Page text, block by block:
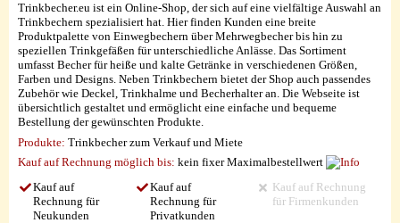
Trinkbecher.eu ist ein Online-Shop, der sich auf eine vielfältige Auswahl an
Trinkbechern spezialisiert hat. Hier finden Kunden eine breite
Produktpalette von Einwegbechern über Mehrwegbecher bis hin zu
speziellen Trinkgefäßen für unterschiedliche Anlässe. Das Sortiment
umfasst Becher für heiße und kalte Getränke in verschiedenen Größen,
Farben und Designs. Neben Trinkbechern bietet der Shop auch passendes
Zubehör wie Deckel, Trinkhalme und Becherhalter an. Die Webseite ist
übersichtlich gestaltet und ermöglicht eine einfache und bequeme
Bestellung der gewünschten Produkte.
Produkte: Trinkbecher zum Verkauf und Miete
Kauf auf Rechnung möglich bis: kein fixer Maximalbestellwert
Kauf auf
Rechnung für
Neukunden
Kauf auf
Rechnung für
Privatkunden
Kauf auf Rechnung
für Firmenkunden